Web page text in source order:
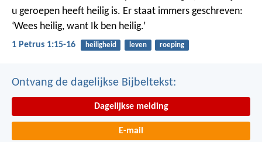
u geroepen heeft heilig is. Er staat immers geschreven:
‘Wees heilig, want Ik ben heilig.’
1 Petrus 1:15-16 heiligheid leven roeping
Ontvang de dagelijkse Bijbeltekst:
Dagelijkse melding
E-mail